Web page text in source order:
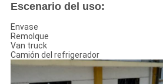
Escenario del uso:
Envase
Remolque
Van truck
Camión del refrigerador